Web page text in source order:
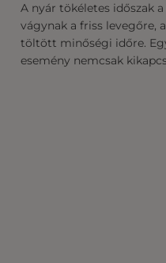
A nyár tökéletes időszak
vágynak a friss levegőre,
töltött minőségi időre.
esemény nemcsak